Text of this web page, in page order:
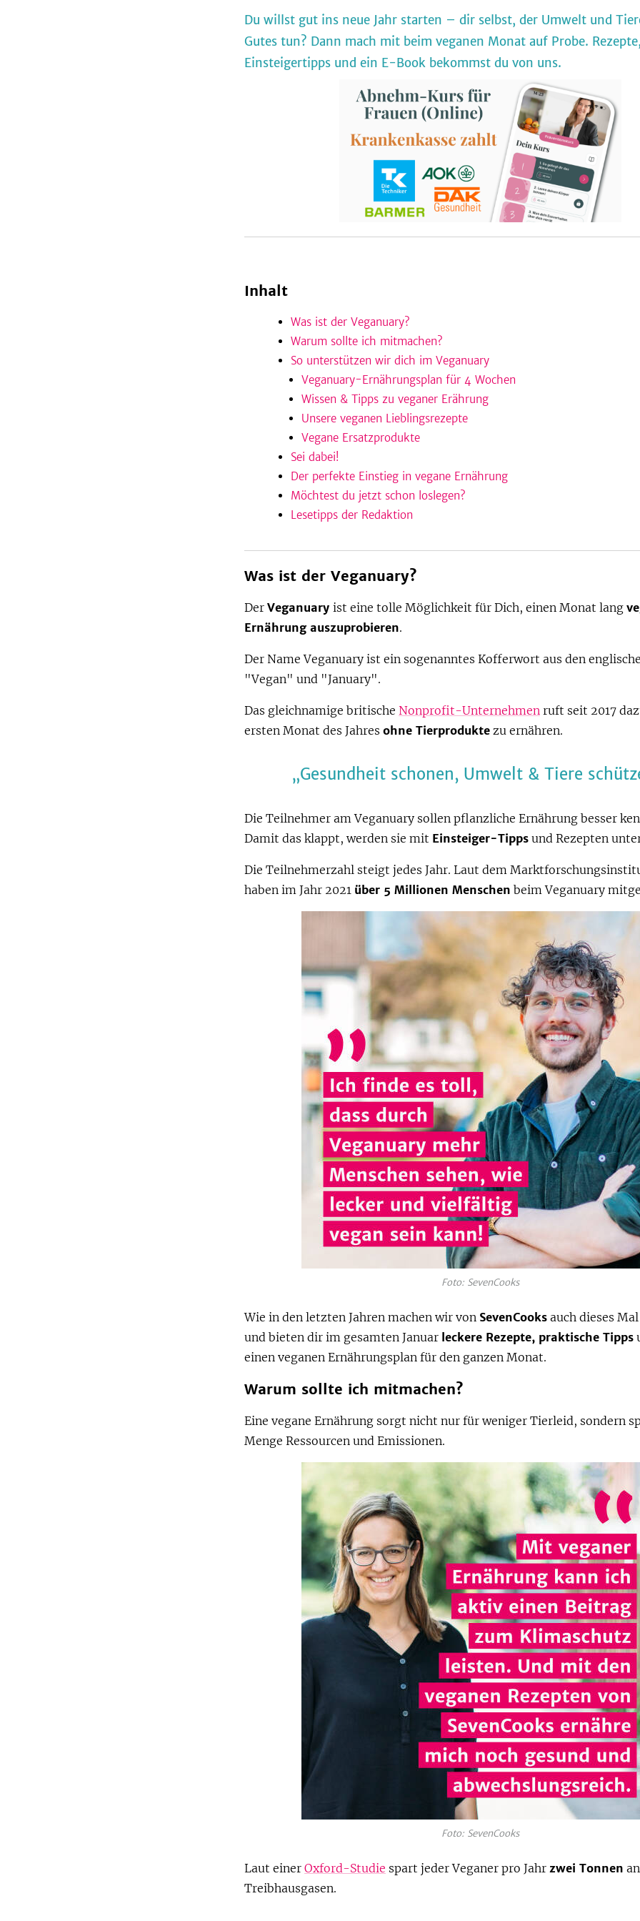
Du willst gut ins neue Jahr starten – dir selbst, der Umwelt und
Gutes tun? Dann mach mit beim veganen Monat auf Probe. Rezepte,
Einsteigertipps und ein E-Book bekommst du von uns.
Inhalt
Was ist der Veganuary?
Warum sollte ich mitmachen?
So unterstützen wir dich im Veganuary
Veganuary-Ernährungsplan für 4 Wochen
Wissen & Tipps zu veganer Erährung
Unsere veganen Lieblingsrezepte
Vegane Ersatzprodukte
Sei dabei!
Der perfekte Einstieg in vegane Ernährung
Möchtest du jetzt schon loslegen?
Lesetipps der Redaktion
Was ist der Veganuary?
Der Veganuary ist eine tolle Möglichkeit für Dich, einen Monat lang
Ernährung auszuprobieren.
Der Name Veganuary ist ein sogenanntes Kofferwort aus den
"Vegan" und "January".
Das gleichnamige britische Nonprofit-Unternehmen ruft seit 2017
ersten Monat des Jahres ohne Tierprodukte zu ernähren.
Gesundheit schonen, Umwelt & Tiere
Die Teilnehmer am Veganuary sollen pflanzliche Ernährung besser
Damit das klappt, werden sie mit Einsteiger-Tipps und Rezepten
Die Teilnehmerzahl steigt jedes Jahr. Laut dem
haben im Jahr 2021 über 5 Millionen Menschen beim Veganuary
Foto: SevenCooks
Wie in den letzten Jahren machen wir von SevenCooks auch dieses
und bieten dir im gesamten Januar leckere Rezepte, praktische Tipps
einen veganen Ernährungsplan für den ganzen Monat.
Warum sollte ich mitmachen?
Eine vegane Ernährung sorgt nicht nur für weniger Tierleid, sondern
Menge Ressourcen und Emissionen.
Foto: SevenCooks
Laut einer Oxford-Studie spart jeder Veganer pro Jahr zwei Tonnen an
Treibhausgasen.